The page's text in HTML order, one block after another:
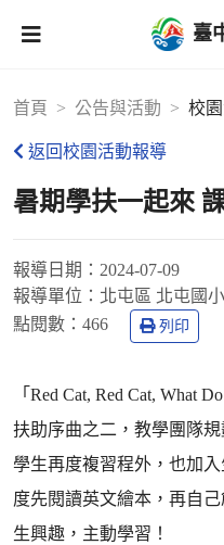
臺
首頁 公告與活動 校
返回校園活動報導
暑期學扶一起來
報導日期： 2024-07-09
報導單位： 北屯區 北屯國
點閱數： 466 列印
「Red Cat, Red Cat, What
扶助序曲之二，教學團隊
學生再度複習程外，也加
度先閱讀英文繪本，再自
生興趣，主動學習！